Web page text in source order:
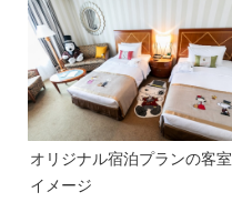
オリジナル宿泊プランの客室
イメージ